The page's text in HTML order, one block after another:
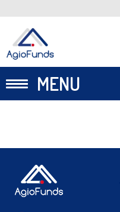
MENU